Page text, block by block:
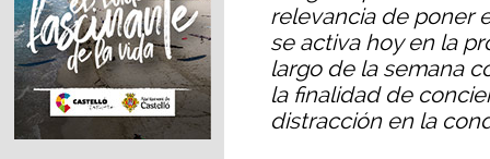
relevancia de poner
se activa hoy en la
largo de la semana
la finalidad de
distracción en la